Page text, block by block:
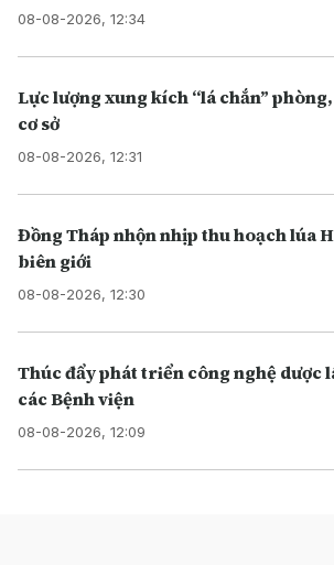
08-08-2026, 12:34
Lực lượng xung kích “lá chắn”
cơ sở
08-08-2026, 12:31
Đồng Tháp nhộn nhịp thu hoạch lúa
biên giới
08-08-2026, 12:30
Thúc đẩy phát triển công nghệ dược
các Bệnh viện
08-08-2026, 12:09